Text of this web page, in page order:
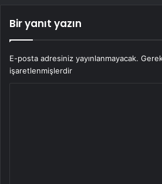
Bir yanıt yazın
E-posta adresiniz yayınlanmayacak.
işaretlenmişlerdir